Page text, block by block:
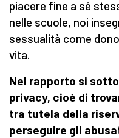
piacere fine a sé
nelle scuole, noi
sessualità come
vita.
Nel rapporto si
privacy, cioè di
tra tutela della
perseguire gli